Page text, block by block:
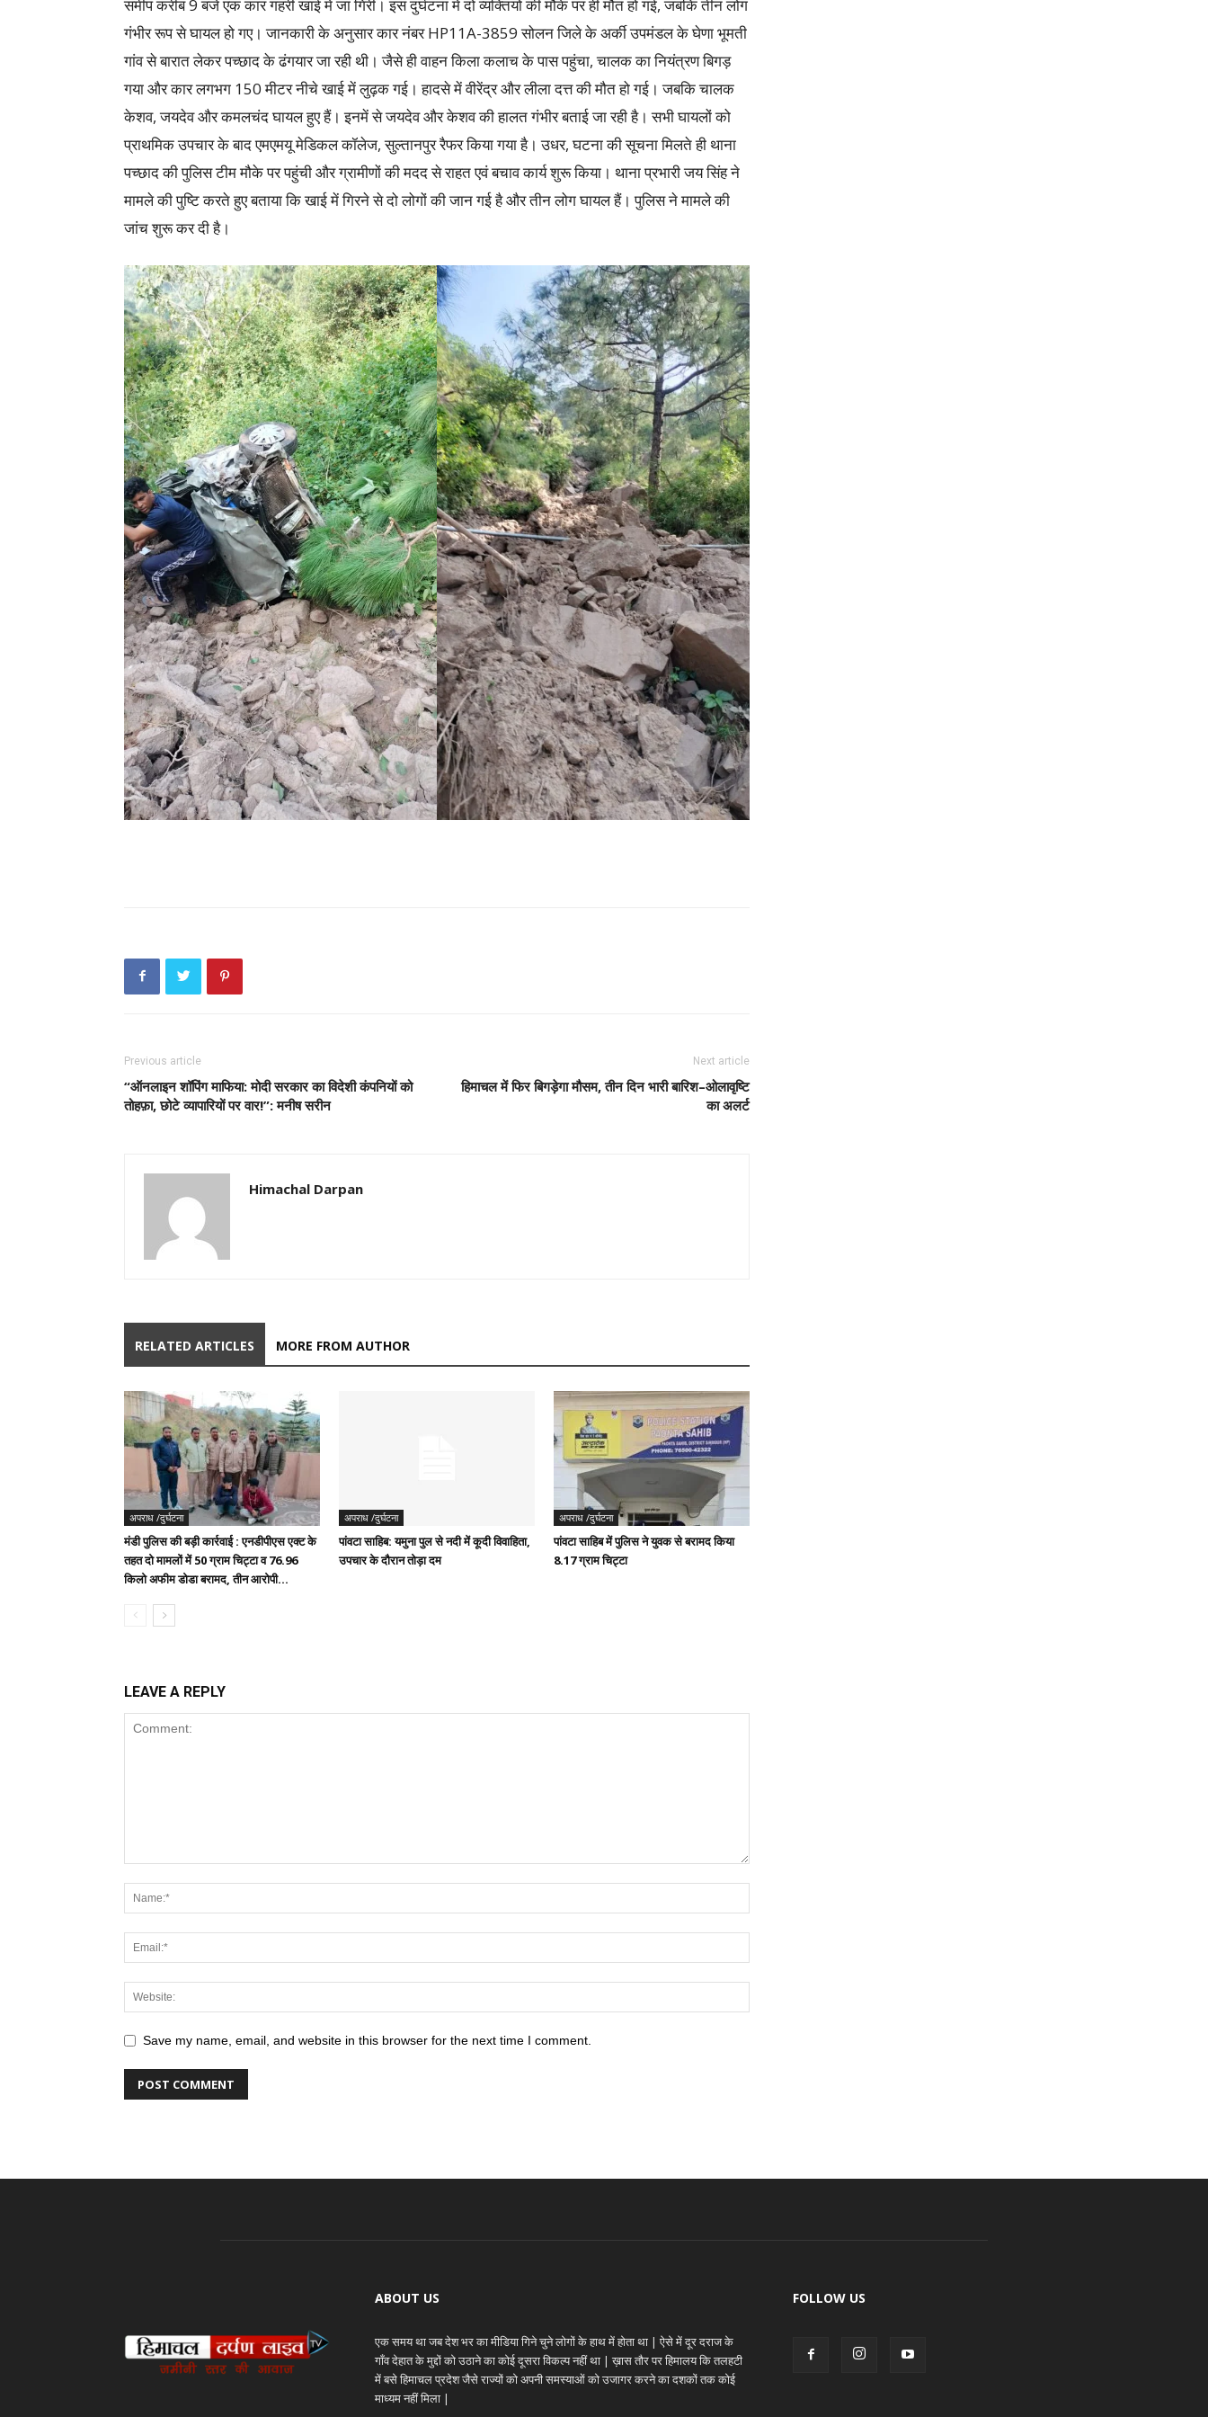
समीप करीब 9 बजे एक कार गहरी खाई में जा गिरी। इस दुर्घटना में दो व्यक्तियों की मौके पर ही मौत हो गई, जबकि तीन लोग
गंभीर रूप से घायल हो गए। जानकारी के अनुसार कार नंबर HP11A-3859 सोलन जिले के अर्की उपमंडल के घेणा भूमती
गांव से बारात लेकर पच्छाद के ढंगयार जा रही थी। जैसे ही वाहन किला कलाच के पास पहुंचा, चालक का नियंत्रण बिगड़
गया और कार लगभग 150 मीटर नीचे खाई में लुढ़क गई। हादसे में वीरेंद्र और लीला दत्त की मौत हो गई। जबकि चालक
केशव, जयदेव और कमलचंद घायल हुए हैं। इनमें से जयदेव और केशव की हालत गंभीर बताई जा रही है। सभी घायलों को
प्राथमिक उपचार के बाद एमएमयू मेडिकल कॉलेज, सुल्तानपुर रैफर किया गया है। उधर, घटना की सूचना मिलते ही थाना
पच्छाद की पुलिस टीम मौके पर पहुंची और ग्रामीणों की मदद से राहत एवं बचाव कार्य शुरू किया। थाना प्रभारी जय सिंह ने
मामले की पुष्टि करते हुए बताया कि खाई में गिरने से दो लोगों की जान गई है और तीन लोग घायल हैं। पुलिस ने मामले की
जांच शुरू कर दी है।
Previous article
“ऑनलाइन शॉपिंग माफिया: मोदी सरकार का विदेशी कंपनियों को
तोहफ़ा, छोटे व्यापारियों पर वार!”: मनीष सरीन
Next article
हिमाचल में फिर बिगड़ेगा मौसम, तीन दिन भारी बारिश–ओलावृष्टि
का अलर्ट
Himachal Darpan
RELATED ARTICLES MORE FROM AUTHOR
अपराध /दुर्घटना
मंडी पुलिस की बड़ी कार्रवाई : एनडीपीएस एक्ट के
तहत दो मामलों में 50 ग्राम चिट्टा व 76.96
किलो अफीम डोडा बरामद, तीन आरोपी...
अपराध /दुर्घटना
पांवटा साहिब: यमुना पुल से नदी में कूदी विवाहिता,
उपचार के दौरान तोड़ा दम
अपराध /दुर्घटना
पांवटा साहिब में पुलिस ने युवक से बरामद किया
8.17 ग्राम चिट्टा
LEAVE A REPLY
Save my name, email, and website in this browser for the next time I comment.
ABOUT US
एक समय था जब देश भर का मीडिया गिने चुने लोगों के हाथ में होता था | ऐसे में दूर दराज के
गाँव देहात के मुद्दों को उठाने का कोई दूसरा विकल्प नहीं था | ख़ास तौर पर हिमालय कि तलहटी
में बसे हिमाचल प्रदेश जैसे राज्यों को अपनी समस्याओं को उजागर करने का दशकों तक कोई
माध्यम नहीं मिला |
FOLLOW US